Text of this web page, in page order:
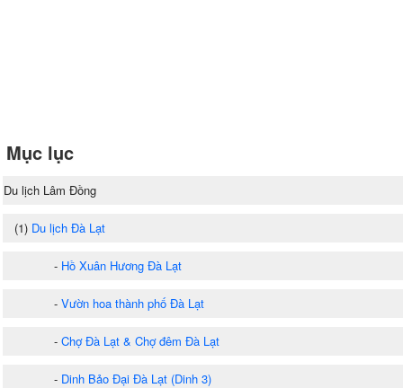
Mục lục
Du lịch Lâm Đồng
(1) Du lịch Đà Lạt
- Hồ Xuân Hương Đà Lạt
- Vườn hoa thành phố Đà Lạt
- Chợ Đà Lạt & Chợ đêm Đà Lạt
- Dinh Bảo Đại Đà Lạt (Dinh 3)